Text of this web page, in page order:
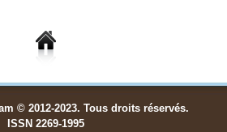
© 2012-2023. Tous droits réservés.
ISSN 2269-1995